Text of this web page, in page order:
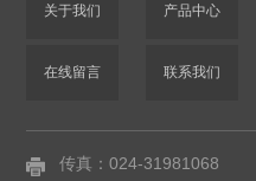
关于我们 产品中心
在线留言 联系我们
传真：024-31981068